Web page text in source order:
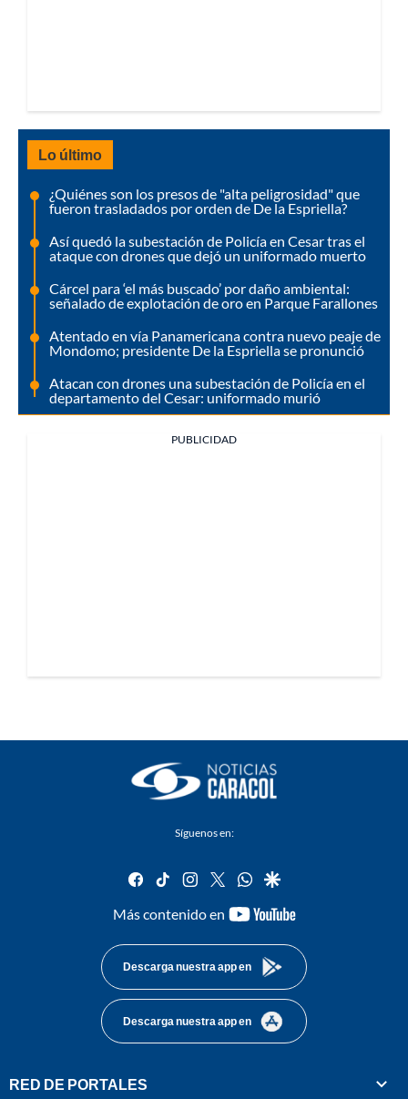
Lo último
¿Quiénes son los presos de "alta peligrosidad" que
fueron trasladados por orden de De la Espriella?
Así quedó la subestación de Policía en Cesar tras el
ataque con drones que dejó un uniformado muerto
Cárcel para ‘el más buscado’ por daño ambiental:
señalado de explotación de oro en Parque Farallones
Atentado en vía Panamericana contra nuevo peaje de
Mondomo; presidente De la Espriella se pronunció
Atacan con drones una subestación de Policía en el
departamento del Cesar: uniformado murió
PUBLICIDAD
Síguenos en:
facebook
tiktok instagram
twitterwhatsapp
google
Más contenido en
youtube-
Descarga nuestra app en
Descarga nuestra app en
RED DE PORTALES